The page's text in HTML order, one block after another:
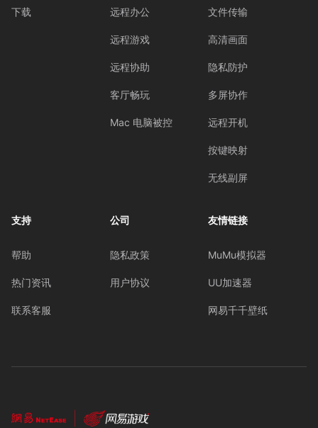
下载 远程办公
远程游戏
远程协助
客厅畅玩
Mac 电脑被控
文件传输
高清画面
隐私防护
多屏协作
远程开机
按键映射
无线副屏
支持
帮助
热门资讯
联系客服
公司
隐私政策
用户协议
友情链接
MuMu模拟器
UU加速器
网易千千壁纸